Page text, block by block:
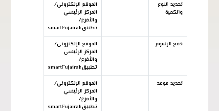
تحديد النوع
والكمية
الموقع الإلكتروني/
المركز الرئيسي
والأفرع/
تطبيقsmartFujairah
دفع الرسوم
الموقع الإلكتروني/
المركز الرئيسي
والأفرع/
تطبيقsmartFujairah
تحديد موعد
الموقع الإلكتروني/
المركز الرئيسي
والأفرع/
تطبيقsmartFujairah